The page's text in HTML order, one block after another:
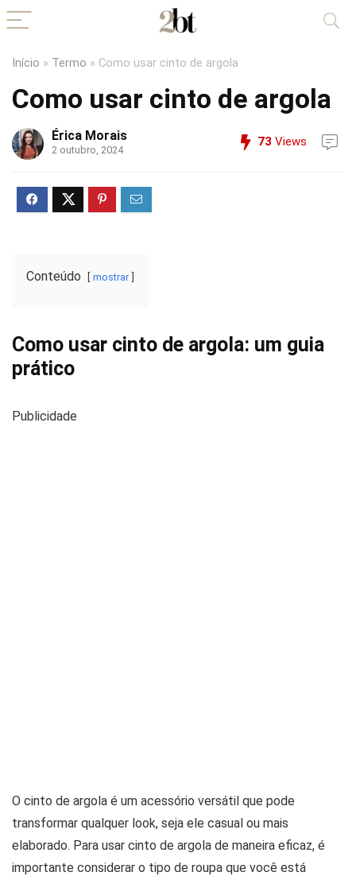
Início » Termo » Como usar cinto de argola
Como usar cinto de argola
Érica Morais
2 outubro, 2024
73 Views
Conteúdo mostrar
Como usar cinto de argola: um guia
prático
Publicidade
O cinto de argola é um acessório versátil que pode
transformar qualquer look, seja ele casual ou mais
elaborado. Para usar cinto de argola de maneira eficaz, é
importante considerar o tipo de roupa que você está